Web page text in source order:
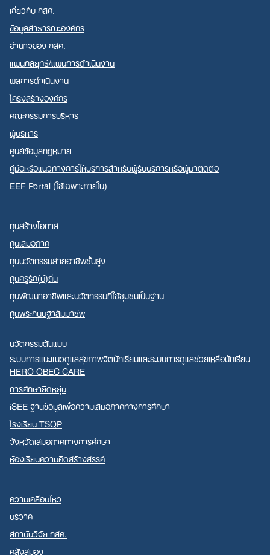
Search
for:
เกี่ยวกับ กสศ.
ข้อมูลสาธารณะองค์กร
อำนาจของ กสศ.
แผนกลยุทธ์/แผนการดำเนินงาน
ผลการดำเนินงาน
โครงสร้างองค์กร
คณะกรรมการบริหาร
ผู้บริหาร
ศูนย์ข้อมูลกฎหมาย
คู่มือหรือแนวทางการให้บริการสำหรับผู้รับบริการหรือผู้มาติดต่อ
EEF Portal (ใช้เฉพาะภายใน)
ทุนสร้างโอกาส
ทุนเสมอภาค
ทุนนวัตกรรมสายอาชีพชั้นสูง
ทุนครูรัก(ษ์)ถิ่น
ทุนพัฒนาอาชีพและนวัตกรรมที่ใช้ชุมชนเป็นฐาน
ทุนพระกนิษฐาสัมมาชีพ
นวัตกรรมต้นแบบ
ระบบการแนะแนวดูแลสุขภาพจิตนักเรียนและระบบการดูแลช่วยเหลือนักเรียน
HERO OBEC CARE
การศึกษายืดหยุ่น
iSEE ฐานข้อมูลเพื่อความเสมอภาคทางการศึกษา
โรงเรียน TSQP
จังหวัดเสมอภาคทางการศึกษา
ห้องเรียนความคิดสร้างสรรค์
ความเคลื่อนไหว
บริจาค
สถาบันวิจัย กสศ.
คลังสมอง